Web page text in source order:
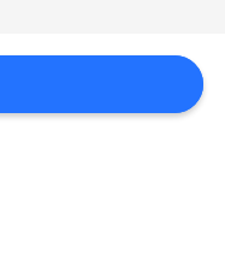
مراقبة
الجودة